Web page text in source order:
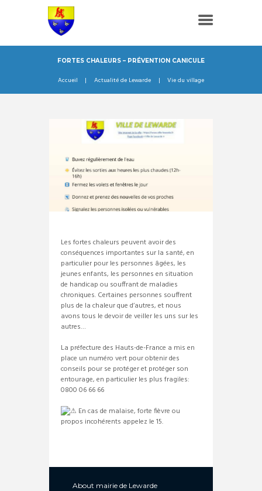
FORTES CHALEURS – PRÉVENTION CANICULE
Accueil Actualité de Lewarde Vie du village
Les fortes chaleurs peuvent avoir des
conséquences importantes sur la santé, en
particulier pour les personnes âgées, les
jeunes enfants, les personnes en situation
de handicap ou souffrant de maladies
chroniques. Certaines personnes souffrent
plus de la chaleur que d’autres, et nous
avons tous le devoir de veiller les uns sur les
autres…
La préfecture des Hauts-de-France a mis en
place un numéro vert pour obtenir des
conseils pour se protéger et protéger son
entourage, en particulier les plus fragiles:
0800 06 66 66
En cas de malaise, forte fièvre ou
propos incohérents appelez le 15.
About mairie de Lewarde